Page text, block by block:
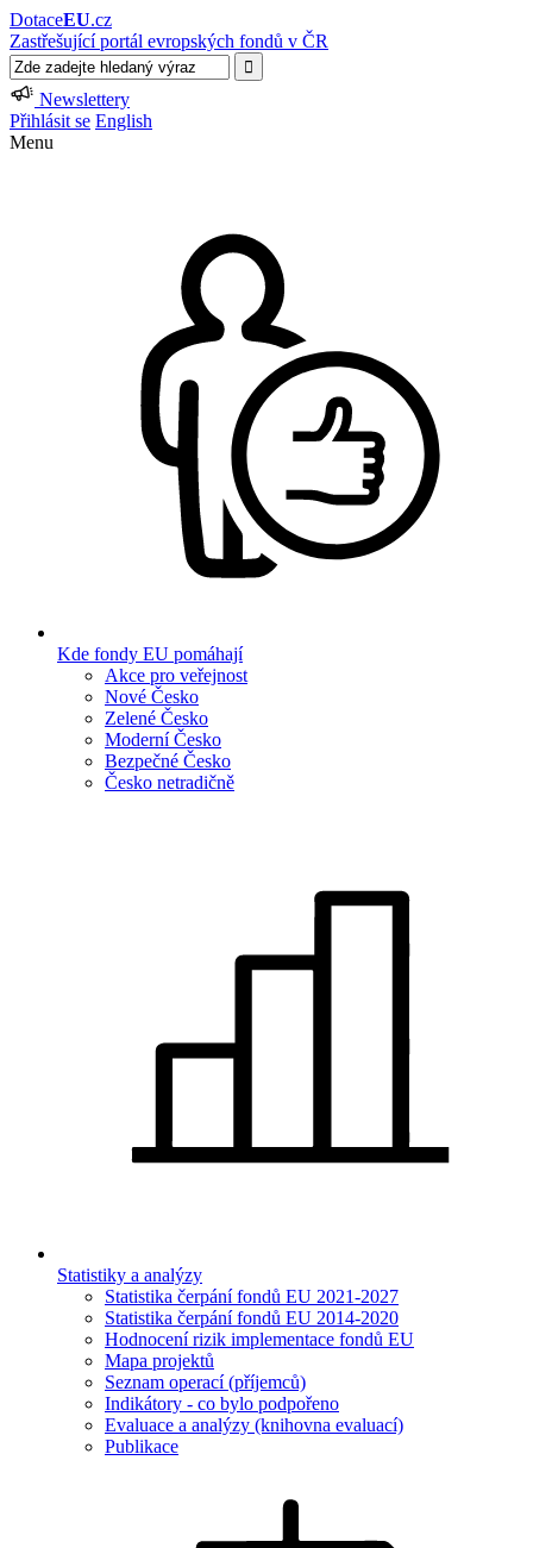
DotaceEU.cz
Zastřešující portál evropských fondů v ČR
Newslettery
Přihlásit se English
Menu
Kde fondy EU pomáhají
Akce pro veřejnost
Nové Česko
Zelené Česko
Moderní Česko
Bezpečné Česko
Česko netradičně
Statistiky a analýzy
Statistika čerpání fondů EU 2021-2027
Statistika čerpání fondů EU 2014-2020
Hodnocení rizik implementace fondů EU
Mapa projektů
Seznam operací (příjemců)
Indikátory - co bylo podpořeno
Evaluace a analýzy (knihovna evaluací)
Publikace